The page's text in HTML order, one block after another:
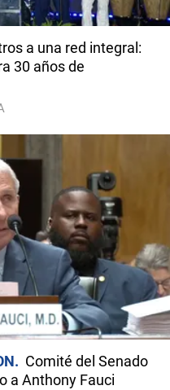
a una red integral:
30 años de
Comité del Senado
a Anthony Fauci